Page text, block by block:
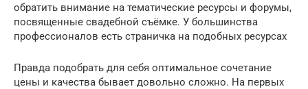
обратить внимание на тематические ресурсы и форумы,
посвященные свадебной съёмке. У большинства
профессионалов есть страничка на подобных ресурсах
Правда подобрать для себя оптимальное сочетание
цены и качества бывает довольно сложно. На первых